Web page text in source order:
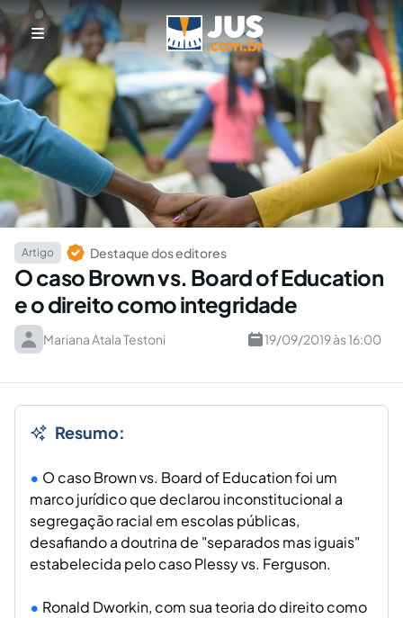
Artigo Destaque dos editores
O caso Brown vs. Board of Education
e o direito como integridade
Mariana Atala Testoni 19/09/2019 às 16:00
Resumo:
O caso Brown vs. Board of Education foi um
marco jurídico que declarou inconstitucional a
segregação racial em escolas públicas,
desafiando a doutrina de "separados mas iguais"
estabelecida pelo caso Plessy vs. Ferguson.
Ronald Dworkin, com sua teoria do direito como